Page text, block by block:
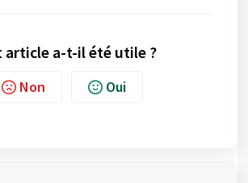
article a-t-il été utile ?
Non Oui